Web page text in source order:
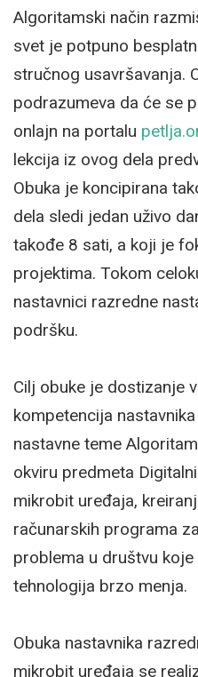
Algoritamski način
svet je potpuno
stručnog usavršavanja.
podrazumeva da će se
onlajn na portalu
lekcija iz ovog dela
Obuka je koncipirana
dela sledi jedan uživo
takođe 8 sati, a koji je
projektima. Tokom
nastavnici razredne
podršku.
Cilj obuke je dostizanje
kompetencija
nastavne teme
okviru predmeta
mikrobit uređaja,
računarskih programa
problema u društvu
tehnologija brzo menja.
Obuka nastavnika
mikrobit uređaja se